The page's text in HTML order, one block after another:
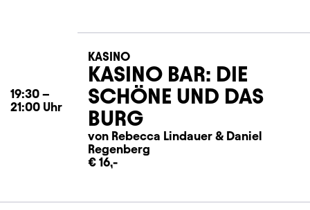
19:30 –
21:00 Uhr
KASINO
KASINO BAR: DIE
SCHÖNE UND DAS
BURG
von Rebecca Lindauer & Daniel
Regenberg
€ 16,-